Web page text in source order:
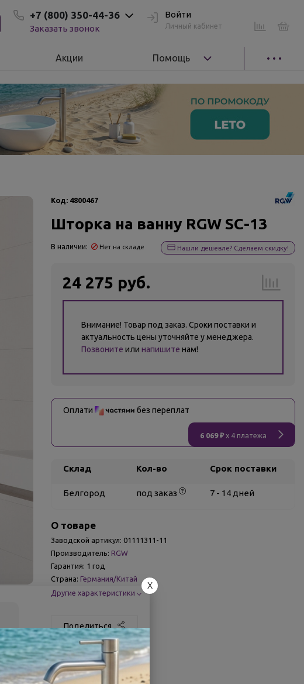
+7 (800) 350-44-36
Заказать звонок
Войти
Личный кабинет
Акции Помощь
Код: 4800467
Шторка на ванну RGW SC-13
В наличии: Нет на складе Нашли дешевле? Сделаем скидку!
24 275 руб.
Внимание! Товар под заказ. Сроки поставки и
актуальность цены уточняйте у менеджера.
Позвоните или напишите нам!
Оплати без переплат
6 069 ₽x 4 платежа
Склад Кол-во Срок поставки
Белгород под заказ 7 - 14 дней
О товаре
Заводской артикул: 01111311-11
Производитель: RGW
Гарантия: 1 год
Страна: Германия/Китай
Другие характеристики
Поделиться
X